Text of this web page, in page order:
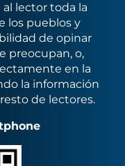
al lector toda la
los pueblos y
de opinar
preocupan, o,
en la
la información
de lectores.